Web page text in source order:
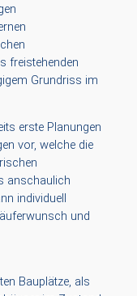
freistehenden
Grundriss im
erste Planungen
vor, welche die
anschaulich
individuell
und
Bauplätze, als